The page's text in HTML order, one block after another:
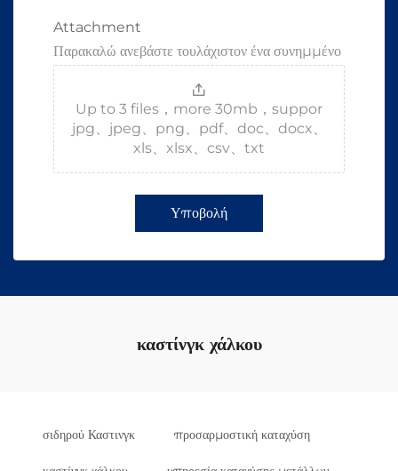
Attachment
Παρακαλώ ανεβάστε τουλάχιστον ένα συνημμένο
Up to 3 files，more 30mb，suppor
jpg、jpeg、png、pdf、doc、docx、
xls、xlsx、csv、txt
Υποβολή
καστίνγκ χάλκου
σιδηρού Καστινγκ προσαρμοστική καταχύση